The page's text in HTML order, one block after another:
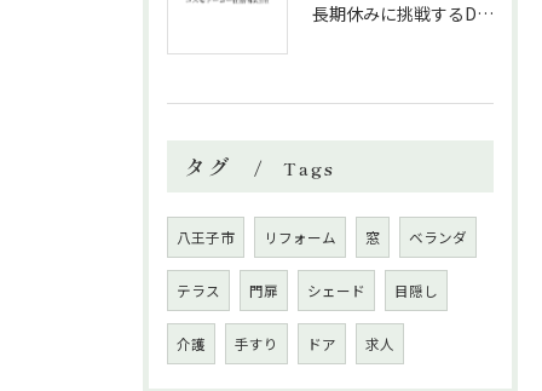
長期休みに挑戦するDIYリフォームの極意
タグ Tags
八王子市 リフォーム 窓 ベランダ
テラス 門扉 シェード 目隠し
介護 手すり ドア 求人